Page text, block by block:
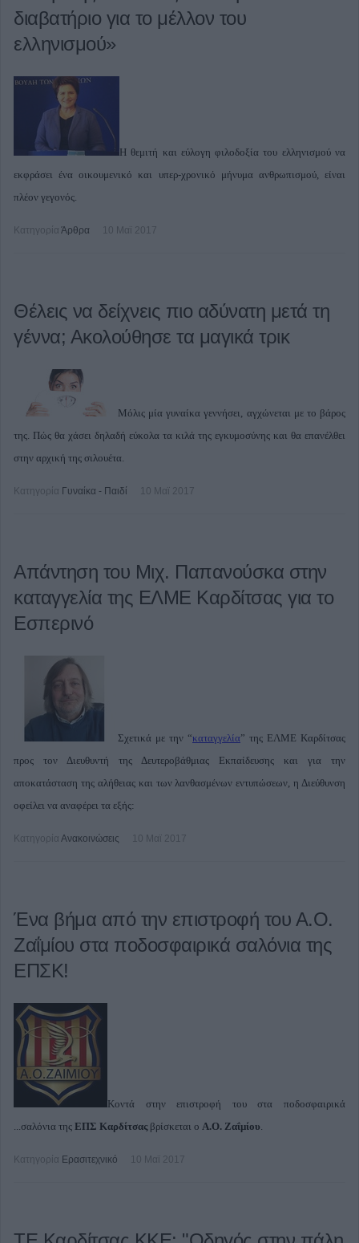
διαβατήριο για το μέλλον του
ελληνισμού»
Η θεμιτή και εύλογη φιλοδοξία του ελληνισμού να
εκφράσει ένα οικουμενικό και υπερ-χρονικό μήνυμα ανθρωπισμού, είναι
πλέον γεγονός.
Κατηγορία Άρθρα 10 Μαϊ 2017
Θέλεις να δείχνεις πιο αδύνατη μετά τη
γέννα; Ακολούθησε τα μαγικά τρικ
Μόλις μία γυναίκα γεννήσει, αγχώνεται με το βάρος
της. Πώς θα χάσει δηλαδή εύκολα τα κιλά της εγκυμοσύνης και θα επανέλθει
στην αρχική της σιλουέτα.
Κατηγορία Γυναίκα - Παιδί 10 Μαϊ 2017
Απάντηση του Μιχ. Παπανούσκα στην
καταγγελία της ΕΛΜΕ Καρδίτσας για το
Εσπερινό
Σχετικά με την “καταγγελία” της ΕΛΜΕ Καρδίτσας
προς τον Διευθυντή της Δευτεροβάθμιας Εκπαίδευσης και για την
αποκατάσταση της αλήθειας και των λανθασμένων εντυπώσεων, η Διεύθυνση
οφείλει να αναφέρει τα εξής:
Κατηγορία Ανακοινώσεις 10 Μαϊ 2017
Ένα βήμα από την επιστροφή του Α.Ο.
Ζαΐμίου στα ποδοσφαιρικά σαλόνια της
ΕΠΣΚ!
Κοντά στην επιστροφή του στα ποδοσφαιρικά
...σαλόνια της ΕΠΣ Καρδίτσαςβρίσκεται ο Α.Ο. Ζαΐμίου.
Κατηγορία Ερασιτεχνικό 10 Μαϊ 2017